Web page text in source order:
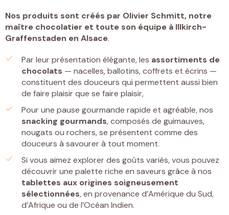
Nos produits sont créés par Olivier Schmitt, notre
maître chocolatier et toute son équipe à Illkirch-
Graffenstaden en Alsace.
Par leur présentation élégante, les assortiments de
chocolats — nacelles, ballotins, coffrets et écrins —
constituent des douceurs qui permettent aussi bien
de faire plaisir que se faire plaisir,
Pour une pause gourmande rapide et agréable, nos
snacking gourmands, composés de guimauves,
nougats ou rochers, se présentent comme des
douceurs à savourer à tout moment.
Si vous aimez explorer des goûts variés, vous pouvez
découvrir une palette riche en saveurs grâce à nos
tablettes aux origines soigneusement
sélectionnées, en provenance d’Amérique du Sud,
d’Afrique ou de l’Océan Indien.